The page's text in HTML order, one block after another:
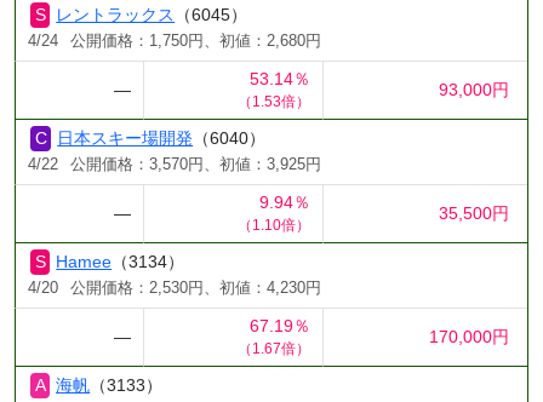
レントラックス （6045）
4/24 公開価格：1,750円、初値：2,680円
―
53.14％
（1.53倍）
93,000円
日本スキー場開発 （6040）
4/22 公開価格：3,570円、初値：3,925円
―
9.94％
（1.10倍）
35,500円
Hamee （3134）
4/20 公開価格：2,530円、初値：4,230円
―
67.19％
（1.67倍）
170,000円
海帆 （3133）